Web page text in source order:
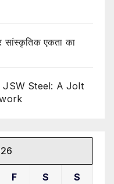
सांस्कृतिक एकता का
JSW Steel: A Jolt
F S S